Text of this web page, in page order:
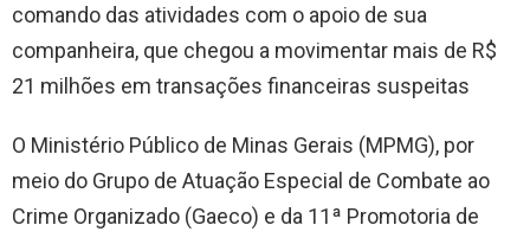
comando das atividades com o apoio de sua
companheira, que chegou a movimentar mais de R$
21 milhões em transações financeiras suspeitas
O Ministério Público de Minas Gerais (MPMG), por
meio do Grupo de Atuação Especial de Combate ao
Crime Organizado (Gaeco) e da 11ª Promotoria de